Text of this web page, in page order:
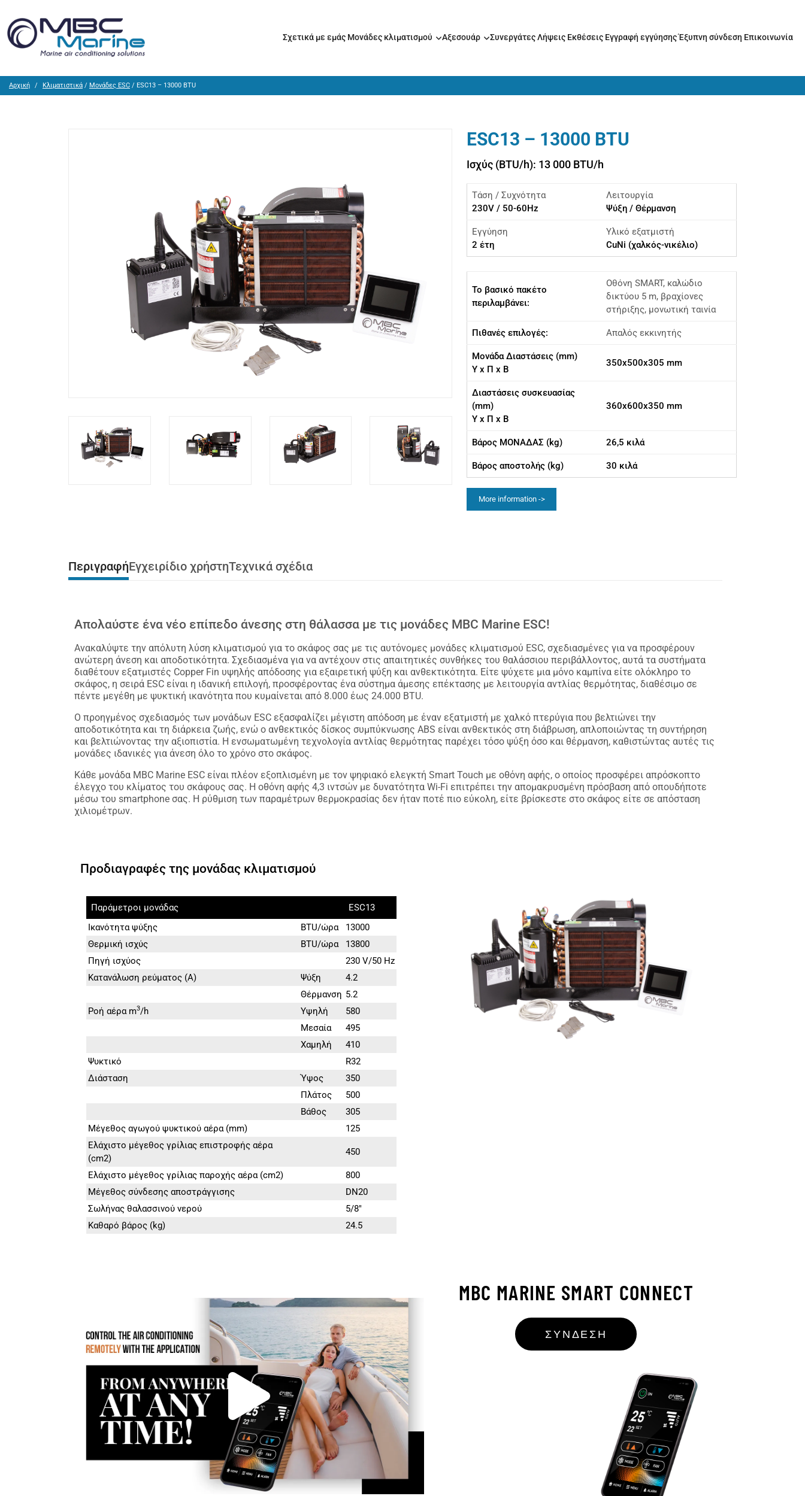
Σχετικά με εμάς Μονάδες κλιματισμού Αξεσουάρ ΣυνεργάτεςΛήψεις Εκθέσεις Εγγραφή εγγύησηςΈξυπνη σύνδεση Επικοινωνία
Αρχική Κλιματιστικά / Μονάδες ESC / ESC13 – 13000 BTU
ESC13 – 13000 BTU
Ισχύς (BTU/h): 13 000 BTU/h
Τάση / Συχνότητα
230V / 50-60Hz
Λειτουργία
Ψύξη / Θέρμανση
Εγγύηση
2 έτη
Υλικό εξατμιστή
CuNi (χαλκός-νικέλιο)
Το βασικό πακέτο
περιλαμβάνει:
Οθόνη SMART, καλώδιο
δικτύου 5 m, βραχίονες
στήριξης, μονωτική ταινία
Πιθανές επιλογές: Απαλός εκκινητής
Μονάδα Διαστάσεις (mm)
Υ x Π x Β
350x500x305 mm
Διαστάσεις συσκευασίας
(mm)
Υ x Π x Β
360x600x350 mm
Βάρος ΜΟΝΑΔΑΣ (kg) 26,5 κιλά
Βάρος αποστολής (kg) 30 κιλά
More information ->
ΠεριγραφήΕγχειρίδιο χρήστηΤεχνικά σχέδια
Απολαύστε ένα νέο επίπεδο άνεσης στη θάλασσα με τις μονάδες MBC Marine ESC!
Ανακαλύψτε την απόλυτη λύση κλιματισμού για το σκάφος σας με τις αυτόνομες μονάδες κλιματισμού ESC, σχεδιασμένες για να προσφέρουν
ανώτερη άνεση και αποδοτικότητα. Σχεδιασμένα για να αντέχουν στις απαιτητικές συνθήκες του θαλάσσιου περιβάλλοντος, αυτά τα συστήματα
διαθέτουν εξατμιστές Copper Fin υψηλής απόδοσης για εξαιρετική ψύξη και ανθεκτικότητα. Είτε ψύχετε μια μόνο καμπίνα είτε ολόκληρο το
σκάφος, η σειρά ESC είναι η ιδανική επιλογή, προσφέροντας ένα σύστημα άμεσης επέκτασης με λειτουργία αντλίας θερμότητας, διαθέσιμο σε
πέντε μεγέθη με ψυκτική ικανότητα που κυμαίνεται από 8.000 έως 24.000 BTU.
Ο προηγμένος σχεδιασμός των μονάδων ESC εξασφαλίζει μέγιστη απόδοση με έναν εξατμιστή με χαλκό πτερύγια που βελτιώνει την
αποδοτικότητα και τη διάρκεια ζωής, ενώ ο ανθεκτικός δίσκος συμπύκνωσης ABS είναι ανθεκτικός στη διάβρωση, απλοποιώντας τη συντήρηση
και βελτιώνοντας την αξιοπιστία. Η ενσωματωμένη τεχνολογία αντλίας θερμότητας παρέχει τόσο ψύξη όσο και θέρμανση, καθιστώντας αυτές τις
μονάδες ιδανικές για άνεση όλο το χρόνο στο σκάφος.
Κάθε μονάδα MBC Marine ESC είναι πλέον εξοπλισμένη με τον ψηφιακό ελεγκτή Smart Touch με οθόνη αφής, ο οποίος προσφέρει απρόσκοπτο
έλεγχο του κλίματος του σκάφους σας. Η οθόνη αφής 4,3 ιντσών με δυνατότητα Wi-Fi επιτρέπει την απομακρυσμένη πρόσβαση από οπουδήποτε
μέσω του smartphone σας. Η ρύθμιση των παραμέτρων θερμοκρασίας δεν ήταν ποτέ πιο εύκολη, είτε βρίσκεστε στο σκάφος είτε σε απόσταση
χιλιομέτρων.
Προδιαγραφές της μονάδας κλιματισμού
Παράμετροι μονάδας
ESC13
Ικανότητα ψύξης
BTU/ώρα
13000
Θερμική ισχύς
BTU/ώρα
13800
Πηγή ισχύος
230 V/50 Hz
Κατανάλωση ρεύματος (A)
Ψύξη
4.2
Θέρμανση 5.2
Ροή αέρα m3/h Υψηλή
580
Μεσαία
495
Χαμηλή
410
Ψυκτικό
R32
Διάσταση
Ύψος
350
Πλάτος
500
Βάθος
305
Μέγεθος αγωγού ψυκτικού αέρα (mm)
125
Ελάχιστο μέγεθος γρίλιας επιστροφής αέρα
(cm2)
450
Ελάχιστο μέγεθος γρίλιας παροχής αέρα (cm2)
800
Μέγεθος σύνδεσης αποστράγγισης
DN20
Σωλήνας θαλασσινού νερού
5/8″
Καθαρό βάρος (kg)
24.5
MBC MARINE SMART CONNECT
ΣΎΝΔΕΣΗ